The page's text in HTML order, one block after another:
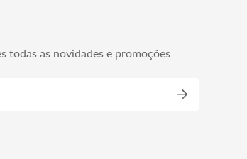
todas as novidades e promoções